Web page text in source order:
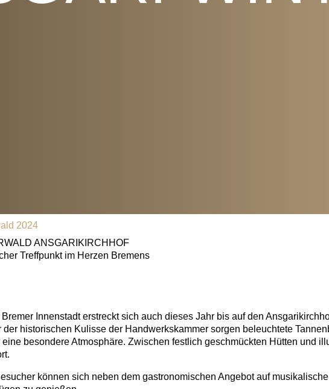
2024
ANSGARIKIRCHHOF
Treffpunkt im Herzen Bremens
Innenstadt erstreckt sich auch dieses Jahr bis auf den
der historischen Kulisse der Handwerkskammer sorgen beleuchtete
besondere Atmosphäre. Zwischen festlich geschmückten Hütten und
können sich neben dem gastronomischen Angebot auf